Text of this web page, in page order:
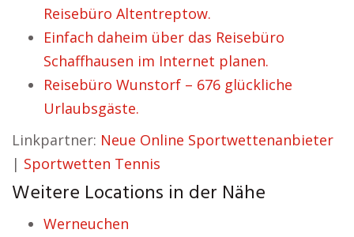
Reisebüro Altentreptow.
Einfach daheim über das Reisebüro
Schaffhausen im Internet planen.
Reisebüro Wunstorf – 676 glückliche
Urlaubsgäste.
Linkpartner: Neue Online Sportwettenanbieter
| Sportwetten Tennis
Weitere Locations in der Nähe
Werneuchen